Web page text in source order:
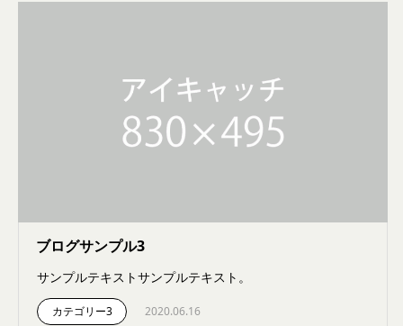
ブログサンプル3
サンプルテキストサンプルテキスト。
カテゴリー3 2020.06.16